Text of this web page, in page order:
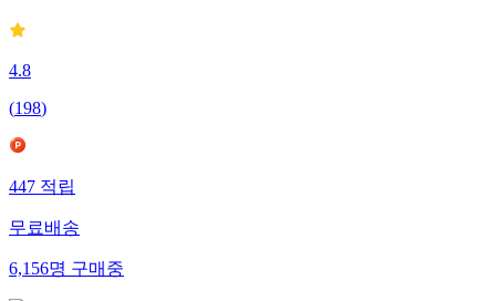
4.8
(198)
447 적립
무료배송
6,156명 구매중